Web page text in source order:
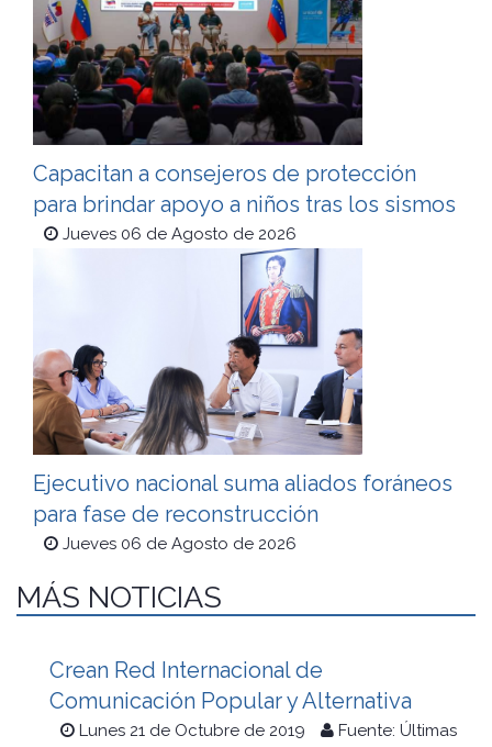
Capacitan a consejeros de protección
para brindar apoyo a niños tras los sismos
Jueves 06 de Agosto de 2026
Ejecutivo nacional suma aliados foráneos
para fase de reconstrucción
Jueves 06 de Agosto de 2026
MÁS NOTICIAS
Crean Red Internacional de
Comunicación Popular y Alternativa
Lunes 21 de Octubre de 2019
Fuente: Últimas